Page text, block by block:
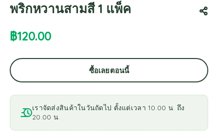
พริกหวานสามสี 1 แพ็ค
฿120.00
ซื้อเลยตอนนี้
เราจัดส่งสินค้าในวันถัดไป ตั้งแต่เวลา 10.00 น. ถึง
20.00 น.